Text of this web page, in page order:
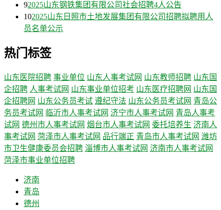
92025山东钢铁集团有限公司社会招聘4人公告
102025山东日照市土地发展集团有限公司招聘拟聘用人
员名单公示
热门标签
山东医院招聘 事业单位 山东人事考试网 山东教师招聘 山东国
企招聘 人事考试网 山东事业单位招考 山东医疗招聘网 山东国
企招聘网 山东公务员考试 遵纪守法 山东公务员考试网 青岛公
务员考试网
临沂市人事考试网 济宁市人事考试网 青岛人事考
试网 德州市人事考试网 烟台市人事考试网 委托培养生 济南人
事考试网 菏泽市人事考试网 品行端正 青岛市人事考试网 潍坊
市卫生健康委员会招聘 淄博市人事考试网 济南市人事考试网
菏泽市事业单位招聘
济南
青岛
德州